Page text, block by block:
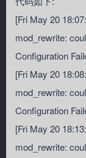
[Fri May 20
mod_rewrite:
Configuration
[Fri May 20
mod_rewrite:
Configuration
[Fri May 20
mod_rewrite: